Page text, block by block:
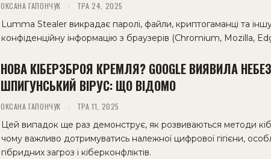
ОКСАНА ГАПОНЧУК ТРА 24, 2025
Lumma Stealer викрадає паролі, файли, криптогаманці та
конфіденційну інформацію з браузерів (Chromium, Mozilla,
НОВА КІБЕРЗБРОЯ КРЕМЛЯ? GOOGLE ВИЯВИЛА
ШПИГУНСЬКИЙ ВІРУС: ЩО ВІДОМО
ОКСАНА ГАПОНЧУК ТРА 11, 2025
Цей випадок ще раз демонструє, як розвиваються методи
чому важливо дотримуватись належної цифрової гігієни,
гібридних загроз і кіберконфліктів.